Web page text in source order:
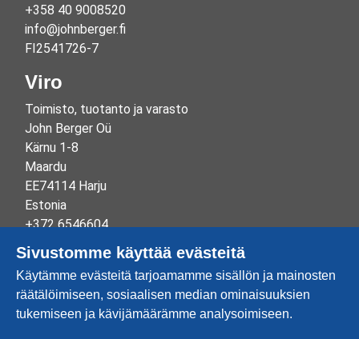
+358 40 9008520
info@johnberger.fi
FI2541726-7
Viro
Toimisto, tuotanto ja varasto
John Berger Oü
Kärnu 1-8
Maardu
EE74114 Harju
Estonia
+372 6546604
info@johnberger.ee
Reg.nr 10265834
EE100332513
Sivustomme käyttää evästeitä
Käytämme evästeitä tarjoamamme sisällön ja mainosten
räätälöimiseen, sosiaalisen median ominaisuuksien
tukemiseen ja kävijämäärämme analysoimiseen.